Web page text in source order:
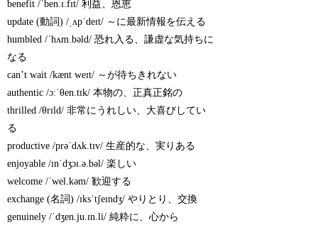
benefit /ˈben.ɪ.fɪt/ 利益、恩恵
update (動詞) /ˌʌpˈdeɪt/ ～に最新情報を伝える
humbled /ˈhʌm.bəld/ 恐れ入る、謙虚な気持ちに
なる
can’t wait /kænt weɪt/ ～が待ちきれない
authentic /ɔːˈθen.tɪk/ 本物の、正真正銘の
thrilled /θrɪld/ 非常にうれしい、大喜びしてい
る
productive /prəˈdʌk.tɪv/ 生産的な、実りある
enjoyable /ɪnˈdʒɔɪ.ə.bəl/ 楽しい
welcome /ˈwel.kəm/ 歓迎する
exchange (名詞) /ɪksˈtʃeɪndʒ/ やりとり、交換
genuinely /ˈdʒen.ju.ɪn.li/ 純粋に、心から